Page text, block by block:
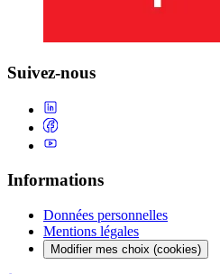
Suivez-nous
Informations
Données personnelles
Mentions légales
Modifier mes choix (cookies)